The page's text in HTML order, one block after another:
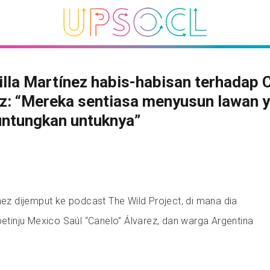
Martínez habis-habisan terhadap
“Mereka sentiasa menyusun lawan
untuknya”
dijemput ke podcast The Wild Project, di mana dia
Mexico Saúl “Canelo” Álvarez, dan warga Argentina